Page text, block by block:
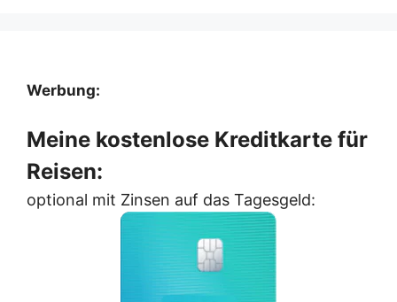
Werbung:
Meine kostenlose Kreditkarte für
Reisen:
optional mit Zinsen auf das Tagesgeld: